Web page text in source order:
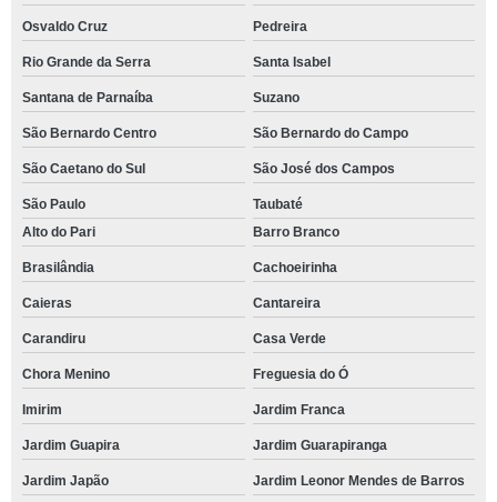
Osvaldo Cruz Pedreira
Rio Grande da Serra Santa Isabel
Santana de Parnaíba Suzano
São Bernardo Centro São Bernardo do Campo
São Caetano do Sul São José dos Campos
São Paulo
Taubaté
Alto do Pari
Barro Branco
Brasilândia Cachoeirinha
Caieras Cantareira
Carandiru Casa Verde
Chora Menino Freguesia do Ó
Imirim Jardim Franca
Jardim Guapira Jardim Guarapiranga
Jardim Japão Jardim Leonor Mendes de Barros